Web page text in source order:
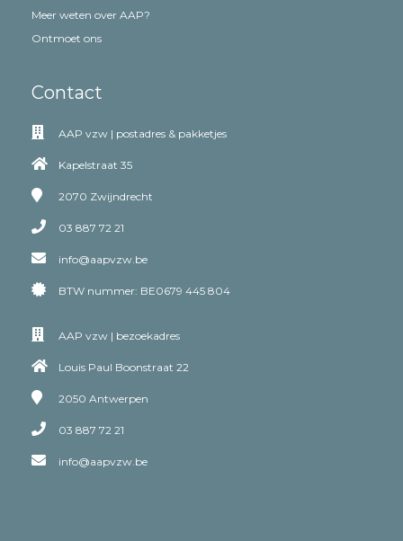
Meer weten over AAP?
Ontmoet ons
Contact
AAP vzw | postadres & pakketjes
Kapelstraat 35
2070 Zwijndrecht
03 887 72 21
info@aapvzw.be
BTW nummer: BE0679 445 804
AAP vzw | bezoekadres
Louis Paul Boonstraat 22
2050 Antwerpen
03 887 72 21
info@aapvzw.be